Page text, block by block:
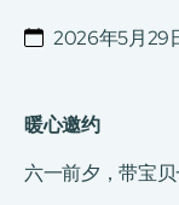
E-Port
日
简 繁
2026年5月29
暖心邀约
六一前夕，带宝